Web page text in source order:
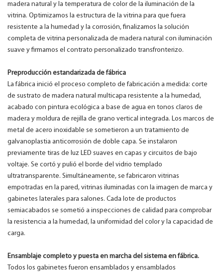
madera natural y la temperatura de color de la iluminación de la
vitrina. Optimizamos la estructura de la vitrina para que fuera
resistente a la humedad y la corrosión, finalizamos la solución
completa de vitrina personalizada de madera natural con iluminación
suave y firmamos el contrato personalizado transfronterizo.
Preproducción estandarizada de fábrica
La fábrica inició el proceso completo de fabricación a medida: corte
de sustrato de madera natural multicapa resistente a la humedad,
acabado con pintura ecológica a base de agua en tonos claros de
madera y moldura de rejilla de grano vertical integrada. Los marcos de
metal de acero inoxidable se sometieron a un tratamiento de
galvanoplastia anticorrosión de doble capa. Se instalaron
previamente tiras de luz LED suaves en capas y circuitos de bajo
voltaje. Se cortó y pulió el borde del vidrio templado
ultratransparente. Simultáneamente, se fabricaron vitrinas
empotradas en la pared, vitrinas iluminadas con la imagen de marca y
gabinetes laterales para salones. Cada lote de productos
semiacabados se sometió a inspecciones de calidad para comprobar
la resistencia a la humedad, la uniformidad del color y la capacidad de
carga.
Ensamblaje completo y puesta en marcha del sistema en fábrica.
Todos los gabinetes fueron ensamblados y ensamblados